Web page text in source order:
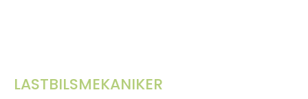
LASTBILSMEKANIKER